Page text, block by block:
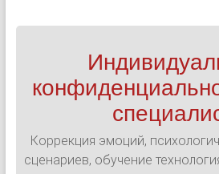
Коррекция эмоций,
сценариев, обучение